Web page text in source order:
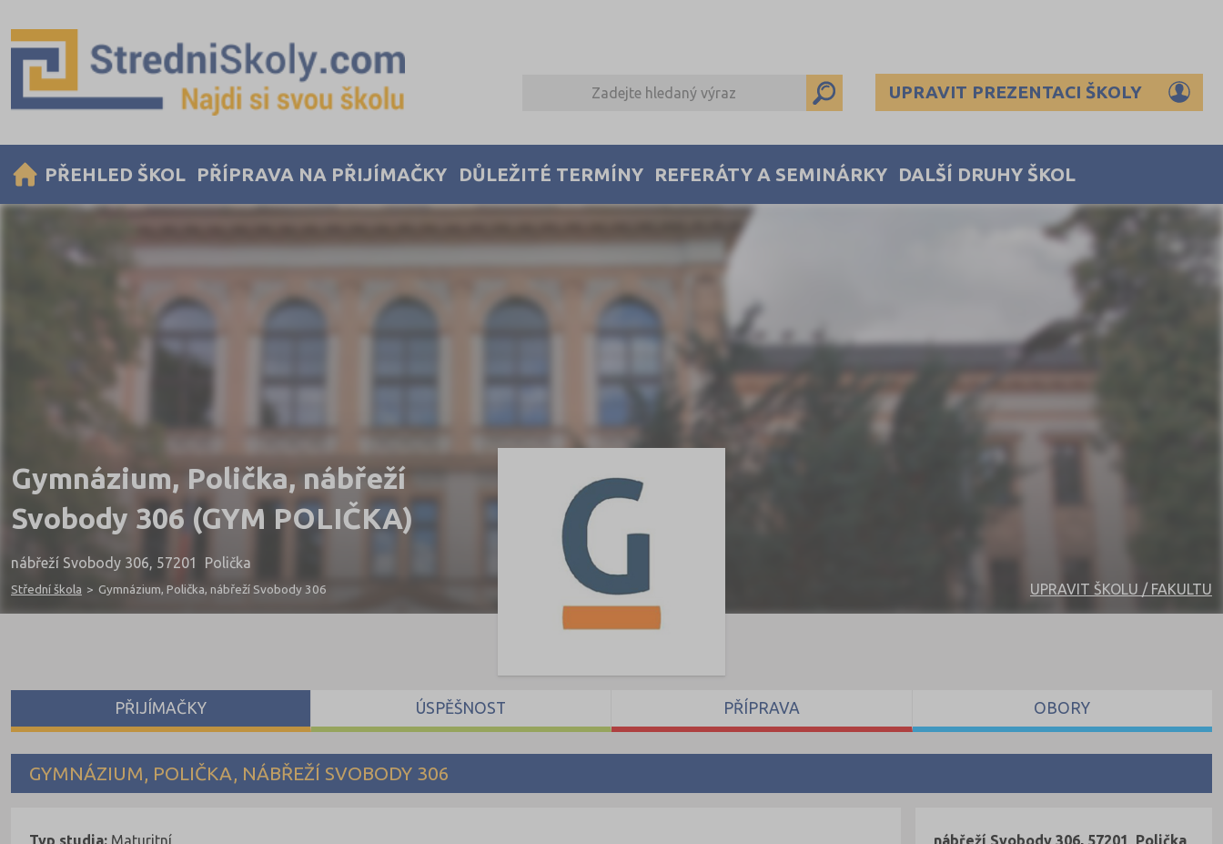
UPRAVIT PREZENTACI ŠKOLY
PŘEHLED ŠKOL PŘÍPRAVA NA PŘIJÍMAČKY DŮLEŽITÉ TERMÍNY REFERÁTY A SEMINÁRKY DALŠÍ DRUHY ŠKOL
Gymnázium, Polička, nábřeží
Svobody 306 (GYM POLIČKA)
nábřeží Svobody 306, 57201 Polička
Střední škola > Gymnázium, Polička, nábřeží Svobody 306 UPRAVIT ŠKOLU / FAKULTU
GYMNÁZIUM, POLIČKA, NÁBŘEŽÍ SVOBODY 306
nábřeží Svobody 306, 57201 Polička
Typ studia: Maturitní
PŘIJÍMAČKY ÚSPĚŠNOST PŘÍPRAVA OBORY